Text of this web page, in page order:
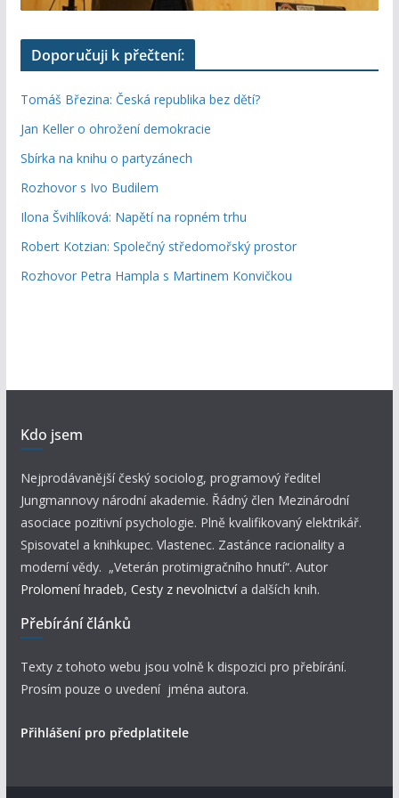
Doporučuji k přečtení:
Tomáš Březina: Česká republika bez dětí?
Jan Keller o ohrožení demokracie
Sbírka na knihu o partyzánech
Rozhovor s Ivo Budilem
Ilona Švihlíková: Napětí na ropném trhu
Robert Kotzian: Společný středomořský prostor
Rozhovor Petra Hampla s Martinem Konvičkou
Kdo jsem
Nejprodávanější český sociolog, programový ředitel
Jungmannovy národní akademie. Řádný člen Mezinárodní
asociace pozitivní psychologie. Plně kvalifikovaný elektrikář.
Spisovatel a knihkupec. Vlastenec. Zastánce racionality a
moderní vědy. „Veterán protimigračního hnutí“. Autor
Prolomení hradeb, Cesty z nevolnictví a dalších knih.
Přebírání článků
Texty z tohoto webu jsou volně k dispozici pro přebírání.
Prosím pouze o uvedení jména autora.
Přihlášení pro předplatitele